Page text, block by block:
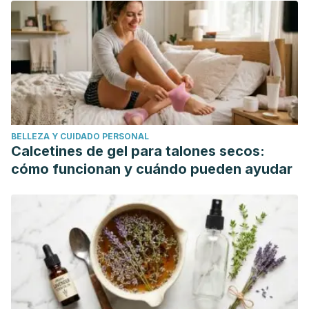
Balneotherapy versus paroxetine in the treatment of
generalized anxiety disorder.
Complement Ther Med,
18
(1), 1-7. doi: 10.1016/j.ctim.2009.11.003.
Shevchuk N. (2008). Adapted cold shower as a potential
treatment for depression.Med Hypotheses, 70
(5), 995 -
1001. doi: 10.1016/j.mehy.2007.04.052.
Villacreses Torres, C. S. (2022). Diseño y equipamiento de
recuperación inmediata para grupos musculares inferiores
de deportistas que practiquen fútbol. Ambato (Ecuador):
Mooventhan, A., Nivethitha, L. (2014). Scientific evidence-
based effects of hydrotherapy on various systems of the
N Am J Med Sci.,6(5): 199 - 209. doi: 10.4103/1947-
2714.132935.
BELLEZA Y CUIDADO PERSONAL
Calcetines de gel para talones secos:
cómo funcionan y cuándo pueden ayudar